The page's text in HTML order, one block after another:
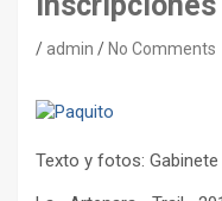
admin No Comments
Texto y fotos: